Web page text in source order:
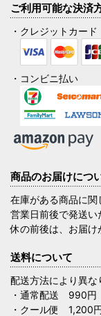
ご利用可能な決済
・クレジットカード
・コンビニ払い
商品のお届けにつ
在庫がある商品に
営業日前後で発送
休の前後は、お届け
送料について
配送方法により異な
・通常配送 990円
・クール便 1,200